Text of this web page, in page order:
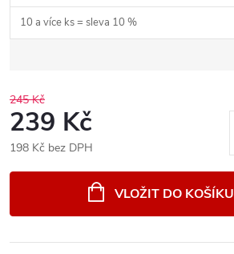
10 a více ks = sleva 10 %
245 Kč
239 Kč
198 Kč bez DPH
VLOŽIT DO KOŠÍKU